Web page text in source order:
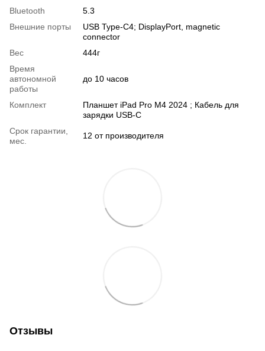
Bluetooth
5.3
Внешние порты
USB Type-C4; DisplayPort, magnetic
connector
Вес
444г
Время
автономной
работы
до 10 часов
Комплект
Планшет iPad Pro M4 2024 ; Кабель для
зарядки USB-C
Срок гарантии,
мес.
12 от производителя
Отзывы